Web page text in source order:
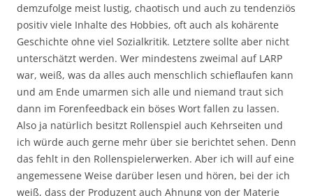
demzufolge meist lustig, chaotisch und auch zu tendenziös
positiv viele Inhalte des Hobbies, oft auch als kohärente
Geschichte ohne viel Sozialkritik. Letztere sollte aber nicht
unterschätzt werden. Wer mindestens zweimal auf LARP
war, weiß, was da alles auch menschlich schieflaufen kann
und am Ende umarmen sich alle und niemand traut sich
dann im Forenfeedback ein böses Wort fallen zu lassen.
Also ja natürlich besitzt Rollenspiel auch Kehrseiten und
ich würde auch gerne mehr über sie berichtet sehen. Denn
das fehlt in den Rollenspielerwerken. Aber ich will auf eine
angemessene Weise darüber lesen und hören, bei der ich
weiß, dass der Produzent auch Ahnung von der Materie